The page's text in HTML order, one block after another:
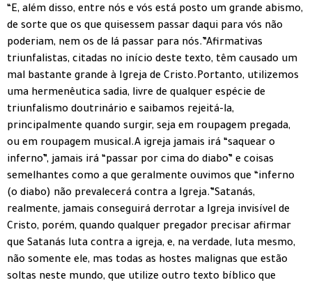
“E, além disso, entre nós e vós está posto um grande abismo,
de sorte que os que quisessem passar daqui para vós não
poderiam, nem os de lá passar para nós.”Afirmativas
triunfalistas, citadas no início deste texto, têm causado um
mal bastante grande à Igreja de Cristo.Portanto, utilizemos
uma hermenêutica sadia, livre de qualquer espécie de
triunfalismo doutrinário e saibamos rejeitá-la,
principalmente quando surgir, seja em roupagem pregada,
ou em roupagem musical.A igreja jamais irá “saquear o
inferno”, jamais irá “passar por cima do diabo” e coisas
semelhantes como a que geralmente ouvimos que “inferno
(o diabo) não prevalecerá contra a Igreja.”Satanás,
realmente, jamais conseguirá derrotar a Igreja invisível de
Cristo, porém, quando qualquer pregador precisar afirmar
que Satanás luta contra a igreja, e, na verdade, luta mesmo,
não somente ele, mas todas as hostes malignas que estão
soltas neste mundo, que utilize outro texto bíblico que